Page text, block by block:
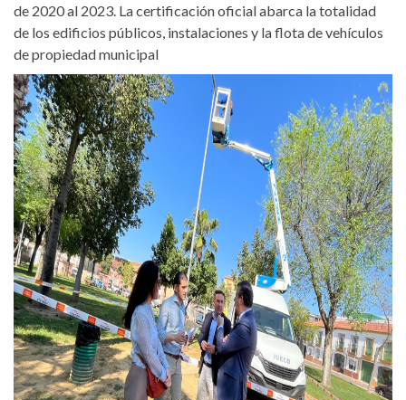
de 2020 al 2023. La certificación oficial abarca la totalidad
de los edificios públicos, instalaciones y la flota de vehículos
de propiedad municipal